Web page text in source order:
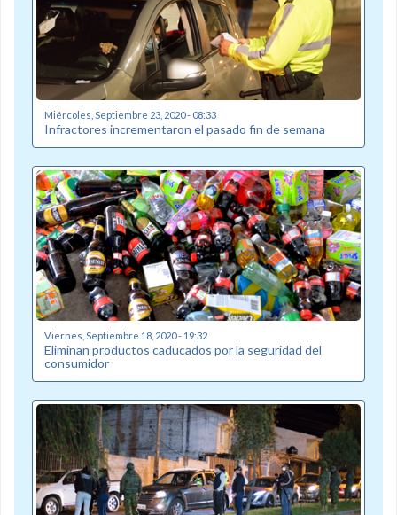
Miércoles, Septiembre 23, 2020 - 08:33
Infractores incrementaron el pasado fin de semana
Viernes, Septiembre 18, 2020 - 19:32
Eliminan productos caducados por la seguridad del
consumidor